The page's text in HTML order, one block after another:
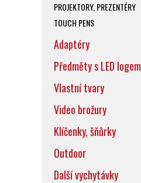
PROJEKTORY, PREZENTÉRY
TOUCH PENS
Adaptéry
Předměty s LED logem
Vlastní tvary
Video brožury
Klíčenky, šňůrky
Outdoor
Další vychytávky